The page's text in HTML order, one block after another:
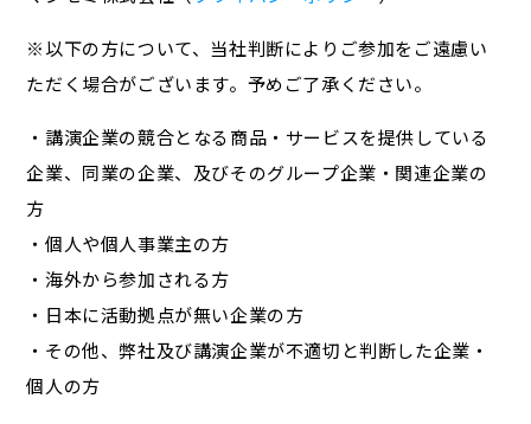
※以下の方について、当社判断によりご参加をご遠慮い
ただく場合がございます。予めご了承ください。
・講演企業の競合となる商品・サービスを提供している
企業、同業の企業、及びそのグループ企業・関連企業の
方
・個人や個人事業主の方
・海外から参加される方
・日本に活動拠点が無い企業の方
・その他、弊社及び講演企業が不適切と判断した企業・
個人の方